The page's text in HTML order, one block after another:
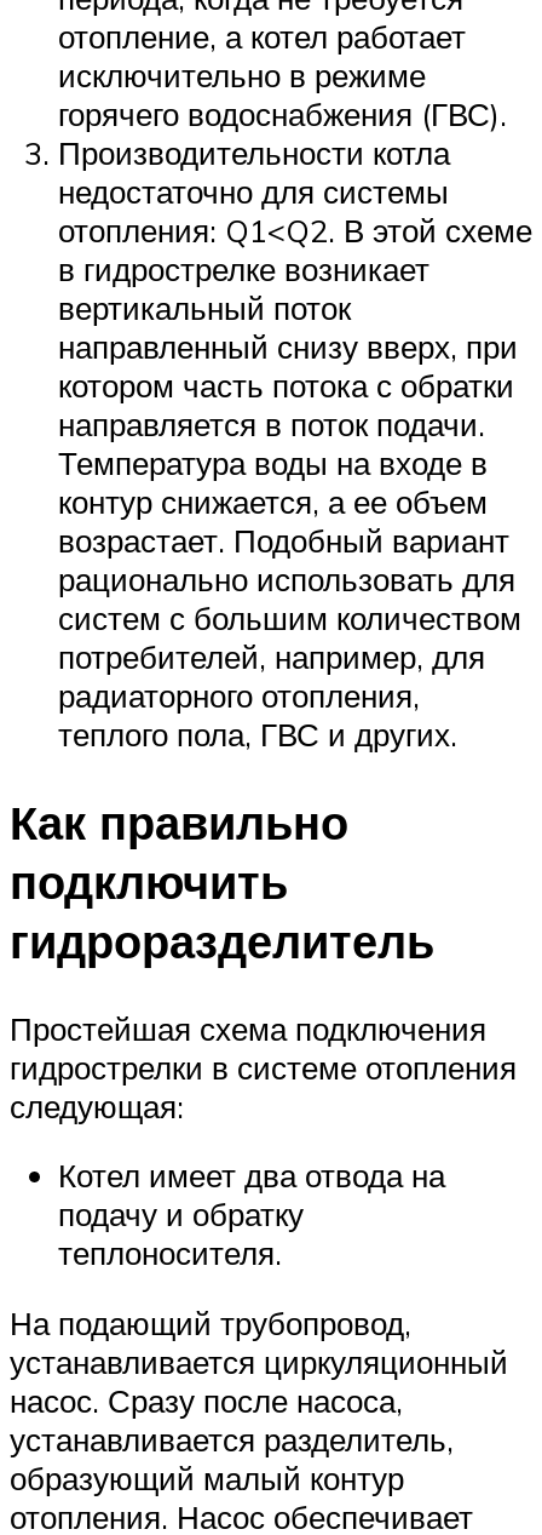
отопление, а котел работает
исключительно в режиме
горячего водоснабжения (ГВС).
Производительности котла
недостаточно для системы
отопления: Q1<Q2. В этой схеме
в гидрострелке возникает
вертикальный поток
направленный снизу вверх, при
котором часть потока с обратки
направляется в поток подачи.
Температура воды на входе в
контур снижается, а ее объем
возрастает. Подобный вариант
рационально использовать для
систем с большим количеством
потребителей, например, для
радиаторного отопления,
теплого пола, ГВС и других.
Как правильно
подключить
гидроразделитель
Простейшая схема подключения
гидрострелки в системе отопления
следующая:
Котел имеет два отвода на
подачу и обратку
теплоносителя.
На подающий трубопровод,
устанавливается циркуляционный
насос. Сразу после насоса,
устанавливается разделитель,
образующий малый контур
отопления. Насос обеспечивает